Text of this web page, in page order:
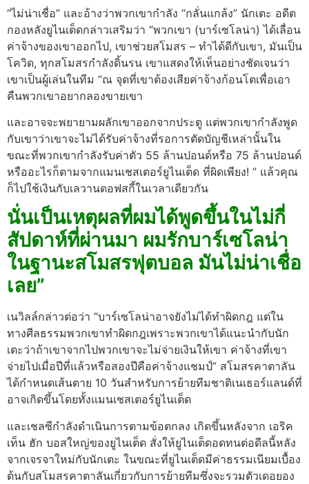
“ไม่น่าเชื่อ” และอ้างว่าพวกเขากําลัง “กลั่นแกล้ง” นักเตะ อดีต
กองหลังยูไนเต็ดกล่าวเสริมว่า “พวกเขา (บาร์เซโลน่า) ได้เลื่อน
ค่าจ้างของเขาออกไป, เขาช่วยสโมสร – ทําได้ดีกับเขา, มันเป็น
โควิด, ทุกสโมสรกําลังดิ้นรน เขาแสดงให้เห็นอย่างชัดเจนว่า
เขาเป็นผู้เล่นในทีม “ณ จุดที่เขาต้องเสียค่าจ้างก้อนโตเพื่อเอา
คืนพวกเขาอยากลองขายเขา
และอาจจะพยายามผลักเขาออกจากประตู แต่พวกเขากําลังพูด
กับเขาว่าเขาจะไม่ได้รับค่าจ้างที่รอการตัดบัญชีเหล่านั้นใน
ขณะที่พวกเขากําลังรับค่าตัว 55 ล้านปอนด์หรือ 75 ล้านปอนด์
หรืออะไรก็ตามจากแมนเชสเตอร์ยูไนเต็ด ที่ผิดเพียง! ” แล้วคุณ
ก็ไปใช้เงินกับเลวานดอฟสกี้ในเวลาเดียวกัน
นั่นเป็นเหตุผลที่ผมได้พูดขึ้นในไม่กี่
สัปดาห์ที่ผ่านมา ผมรักบาร์เซโลน่า
ในฐานะสโมสรฟุตบอล มันไม่น่าเชื่อ
เลย”
เนวิลล์กล่าวต่อว่า “บาร์เซโลน่าอาจยังไม่ได้ทําผิดกฎ แต่ใน
ทางศีลธรรมพวกเขาทําผิดกฎเพราะพวกเขาได้แนะนํากับนัก
เตะว่าถ้าเขาจากไปพวกเขาจะไม่จ่ายเงินให้เขา ค่าจ้างที่เขา
จ่ายไปเมื่อปีที่แล้วหรือสองปีคือค่าจ้างแชมป์” สโมสรคาตาลัน
ได้กําหนดเส้นตาย 10 วันสําหรับการย้ายทีมชาติเนเธอร์แลนด์ที่
อาจเกิดขึ้นโดยทั้งแมนเชสเตอร์ยูไนเต็ด
และเชลซีกําลังดําเนินการตามข้อตกลง เกิดขึ้นหลังจาก เอริค
เท็น ฮัก บอสใหญ่ของยูไนเต็ด สั่งให้ยูไนเต็ดอดทนต่อดีลนี้หลัง
จากเจรจาใหม่กับนักเตะ ในขณะที่ยูไนเต็ดมีค่าธรรมเนียมเบื้อง
ต้นกับสโมสรคาตาลันเกี่ยวกับการย้ายทีมซึ่งจะรวมตัวเดอยอง